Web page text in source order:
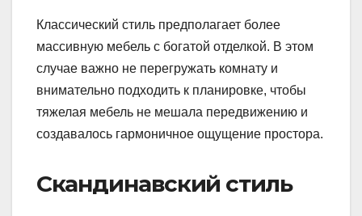
Классический стиль предполагает более
массивную мебель с богатой отделкой. В этом
случае важно не перегружать комнату и
внимательно подходить к планировке, чтобы
тяжелая мебель не мешала передвижению и
создавалось гармоничное ощущение простора.
Скандинавский стиль